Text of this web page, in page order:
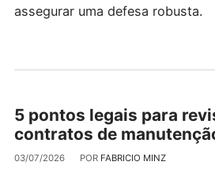
assegurar uma defesa robusta.
5 pontos legais para
contratos de
03/07/2026 POR FABRICIO MINZ